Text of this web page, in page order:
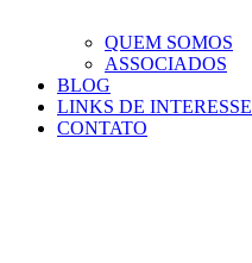
QUEM SOMOS
ASSOCIADOS
BLOG
LINKS DE INTERESSE
CONTATO